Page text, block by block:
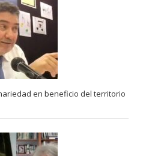
en beneficio del territorio